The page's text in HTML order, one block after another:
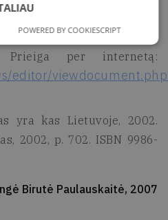
[b.m.] [žiūrėta 2007 m.
per internetą:
editor/
yra kas Lietuvoje, 2002.
2002, p. 702. ISBN 9986-
Birutė Paulauskaitė, 2007
POWERED BY COOKIESCRIPT